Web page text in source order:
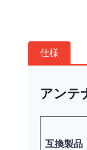
仕様
アンテ
互換製品